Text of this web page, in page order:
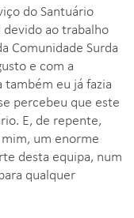
do Santuário
ao trabalho
Comunidade Surda
e com a
também eu já fazia
percebeu que este
E, de repente,
um enorme
desta equipa, num
qualquer